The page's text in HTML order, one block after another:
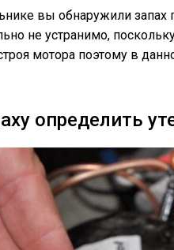
вы обнаружили
не устранимо,
мотора поэтому в
определить